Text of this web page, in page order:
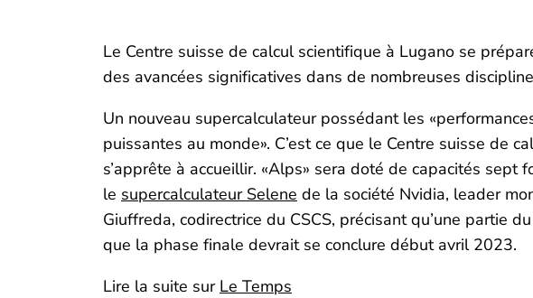
Le Centre suisse de calcul scientifique à Lugano se
des avancées significatives dans de nombreuses
Un nouveau supercalculateur possédant les
puissantes au monde». C’est ce que le Centre suisse de
s’apprête à accueillir. «Alps» sera doté de capacités sept
le supercalculateur Selene de la société Nvidia, leader
Giuffreda, codirectrice du CSCS, précisant qu’une partie
que la phase finale devrait se conclure début avril 2023.
Lire la suite sur Le Temps